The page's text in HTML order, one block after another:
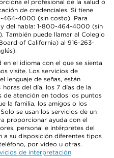
el profesional de la salud o
de credenciales. Si tiene
464-4000 (sin costo). Para
del habla: 1-800-464-4000 (sin
También puede llamar al Colegio
of California) al 916-263-
el idioma con el que se sienta
visite. Los servicios de
lenguaje de señas, están
del día, los 7 días de la
de atención en todos los puntos
la familia, los amigos o los
se usan los servicios de un
proporcionar ayuda con el
personal e intérpretes del
a su disposición diferentes tipos
por video u otras.
de interpretación.